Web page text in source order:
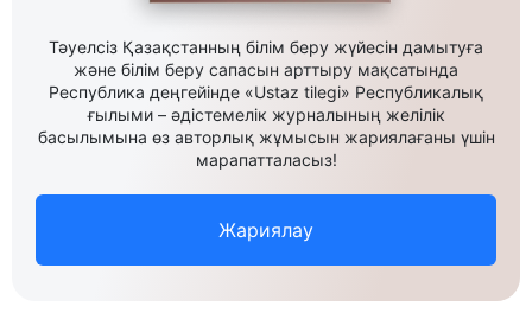
Тәуелсіз Қазақстанның білім беру жүйесін дамытуға
және білім беру сапасын арттыру мақсатында
Республика деңгейінде «Ustaz tilegi» Республикалық
ғылыми – әдістемелік журналының желілік
басылымына өз авторлық жұмысын жариялағаны үшін
марапатталасыз!
Жариялау